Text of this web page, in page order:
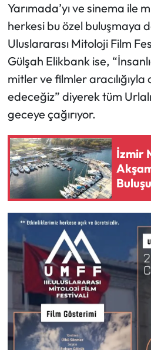
Yarımada’yı ve sinema ile
herkesi bu özel buluşmaya
Uluslararası Mitoloji Film
Gülşah Elikbank ise,
mitler ve filmler
edeceğiz” diyerek tüm
geceye çağırıyor.
İzmir